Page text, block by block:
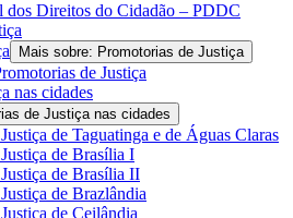
dos Direitos do Cidadão – PDDC
Mais sobre: Promotorias de Justiça
de Justiça
nas cidades
de Justiça nas cidades
de Taguatinga e de Águas Claras
de Brasília I
de Brasília II
de Brazlândia
de Ceilândia